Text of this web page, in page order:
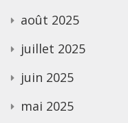
août 2025
juillet 2025
juin 2025
mai 2025